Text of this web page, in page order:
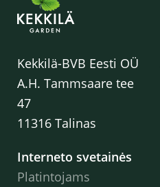
Kekkilä-BVB Eesti OÜ
A.H. Tammsaare tee
47
11316 Talinas
Interneto svetainės
Platintojams